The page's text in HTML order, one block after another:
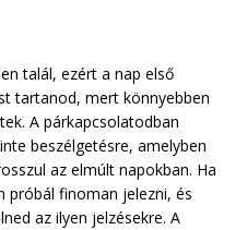
talál, ezért a nap első
tartanod, mert könnyebben
A párkapcsolatodban
beszélgetésre, amelyben
az elmúlt napokban. Ha
próbál finoman jelezni, és
az ilyen jelzésekre. A